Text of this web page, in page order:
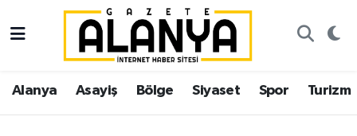
Alanya Asayiş Bölge Siyaset Spor Turizm
Alanya
Asayiş
İstanbul Nöbetçi Eczaneler
İstanbul Hava Durumu